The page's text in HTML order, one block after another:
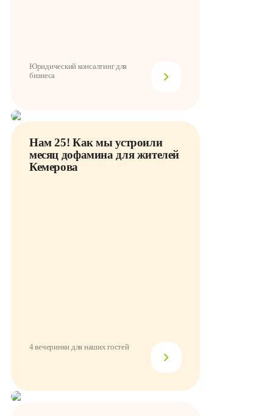
Юридический консалтинг для
бизнеса
Нам 25! Как мы устроили
месяц дофамина для жителей
Кемерова
4 вечеринки для наших гостей